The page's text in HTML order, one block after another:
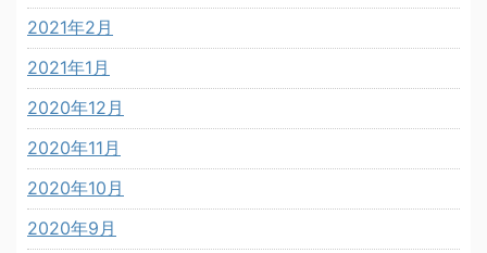
2021年2月
2021年1月
2020年12月
2020年11月
2020年10月
2020年9月